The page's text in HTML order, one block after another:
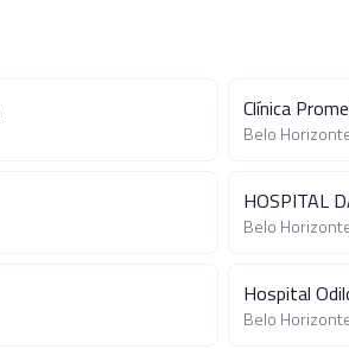
Clínica
Belo
HOSPITAL
Belo
Hospital
Belo